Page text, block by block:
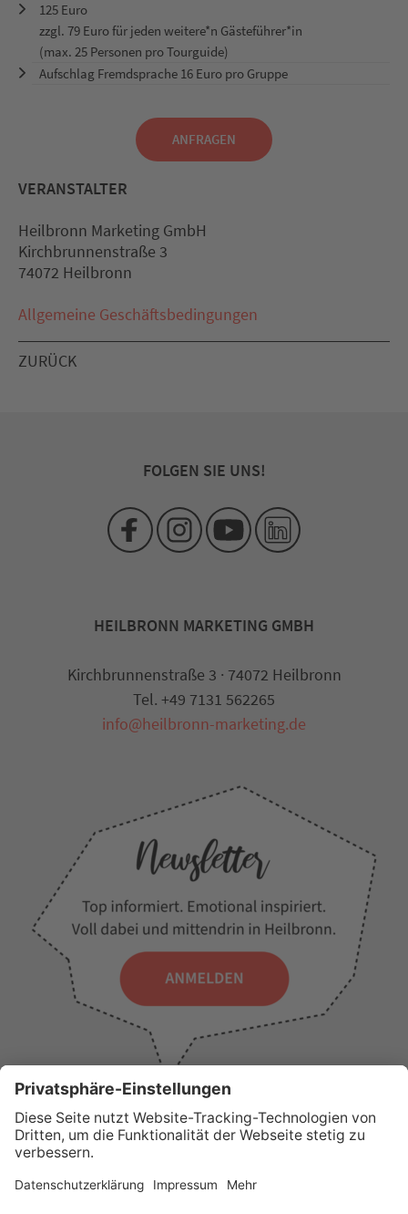
125 Euro
zzgl. 79 Euro für jeden weitere*n Gästeführer*in
(max. 25 Personen pro Tourguide)
Aufschlag Fremdsprache 16 Euro pro Gruppe
ANFRAGEN
VERANSTALTER
Heilbronn Marketing GmbH
Kirchbrunnenstraße 3
74072 Heilbronn
Allgemeine Geschäftsbedingungen
ZURÜCK
FOLGEN SIE UNS!
WICHTIGE LINKS
PresseWir über unsTourist-Information
HEILBRONN MARKETING GMBH
Kirchbrunnenstraße 3 · 74072 Heilbronn
Tel. +49 7131 562265
info@heilbronn-marketing.de